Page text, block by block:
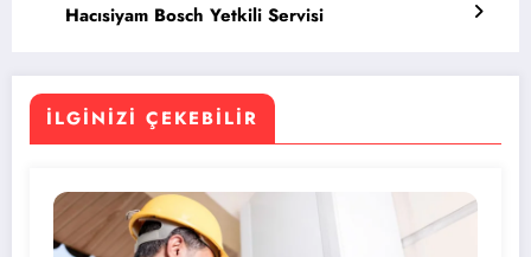
Hacısiyam Bosch Yetkili Servisi
İLGINIZI ÇEKEBILIR